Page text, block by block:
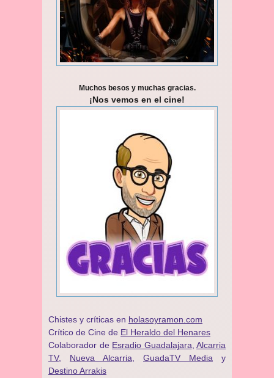
Muchos besos y muchas gracias.
¡Nos vemos en el cine!
Chistes y críticas en holasoyramon.com
Crítico de Cine de El Heraldo del Henares
​​Colaborador de Esradio Guadalajara Alcarria
TV,
Nueva Alcarria, GuadaTV Media y
Destino Arrakis